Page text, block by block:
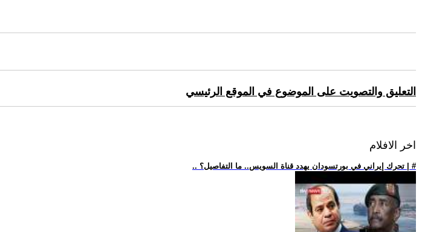
التعليق والتصويت على الموضوع في الموقع الرئيسي
اخر الافلام
.. تحرك إيراني في بورتسودان يهدد قناة السويس.. ما التفاصيل؟ | #